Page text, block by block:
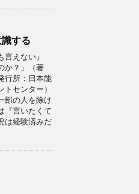
する
言えない』
か？」（著
所：日本能
センター）
部の人を除け
『言いたくて
は経験済みだ